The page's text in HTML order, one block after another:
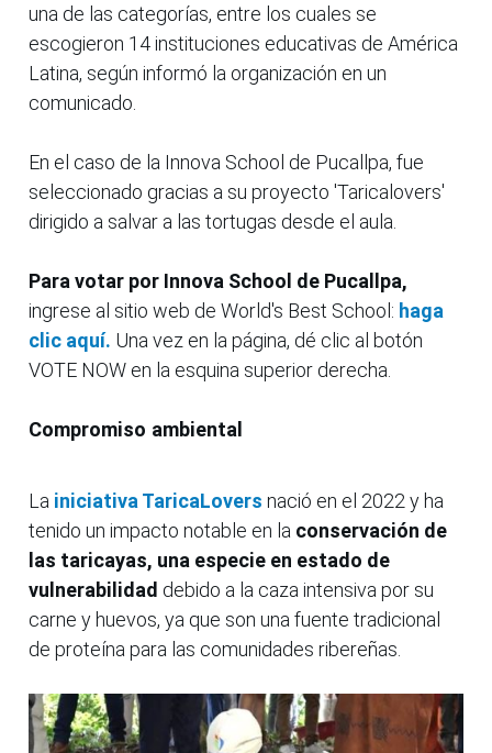
una de las categorías, entre los cuales se
escogieron 14 instituciones educativas de América
Latina, según informó la organización en un
comunicado.
En el caso de la Innova School de Pucallpa, fue
seleccionado gracias a su proyecto 'Taricalovers'
dirigido a salvar a las tortugas desde el aula.
Para votar por Innova School de Pucallpa,
ingrese al sitio web de World's Best School: haga
clic aquí. Una vez en la página, dé clic al botón
VOTE NOW en la esquina superior derecha.
Compromiso ambiental
La iniciativa TaricaLovers nació en el 2022 y ha
tenido un impacto notable en la conservación de
las taricayas, una especie en estado de
vulnerabilidad debido a la caza intensiva por su
carne y huevos, ya que son una fuente tradicional
de proteína para las comunidades ribereñas.